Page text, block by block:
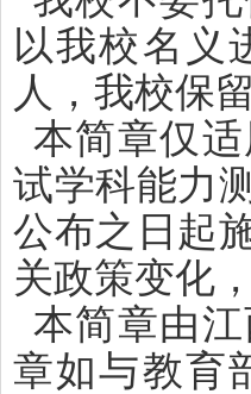
以我校名义
人，我校保
本简章仅
试学科能力
公布之日起
关政策变化
本简章由
章如与教育